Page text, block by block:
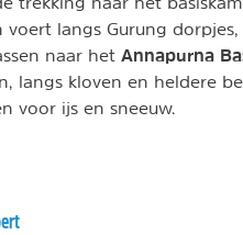
voert langs Gurung
naar het Annapurna
langs kloven en heldere
voor ijs en sneeuw.